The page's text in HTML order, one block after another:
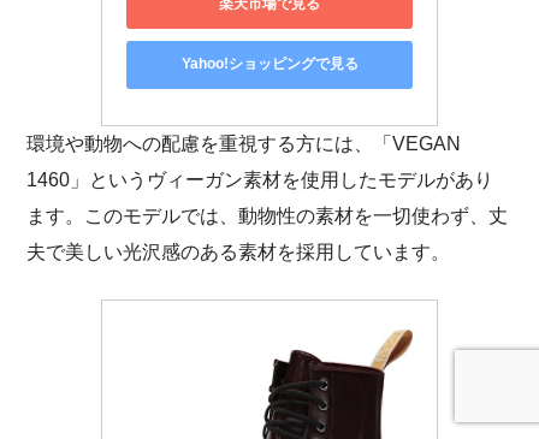
楽天市場で見る
Yahoo!ショッピングで見る
環境や動物への配慮を重視する方には、「VEGAN
1460」というヴィーガン素材を使用したモデルがあり
ます。このモデルでは、動物性の素材を一切使わず、丈
夫で美しい光沢感のある素材を採用しています。